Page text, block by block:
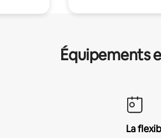
Équipements
La